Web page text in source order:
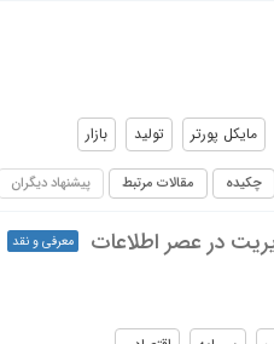
مایکل پورتر تولید بازار
چکیده مقالات مرتبط پیشنهاد دیگران
در عصر اطلاعات معرفی و نقد